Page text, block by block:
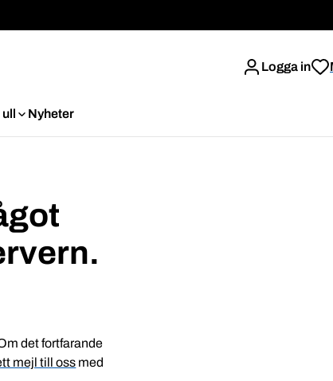
Logga in
Nyheter
det fortfarande
mejl till oss med